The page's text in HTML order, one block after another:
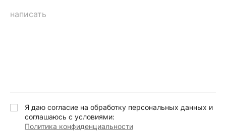
Я даю согласие на обработку персональных данных и
соглашаюсь с условиями:
Политика конфиденциальности